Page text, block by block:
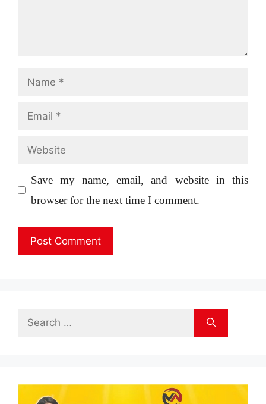
Name
Email
Website
Save my name, email, and website in this
browser for the next time I comment.
Search